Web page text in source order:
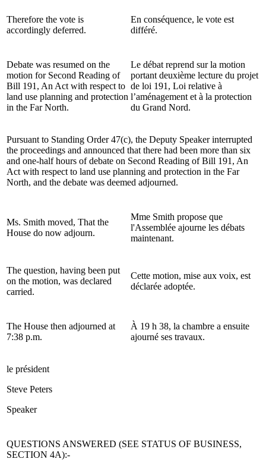
Therefore the vote is
accordingly deferred.
En conséquence, le vote est
différé.
Debate was resumed on the
motion for Second Reading of
Bill 191, An Act with respect to
land use planning and protection
in the Far North.
Le débat reprend sur la motion
portant deuxième lecture du projet
de loi 191, Loi relative à
l’aménagement et à la protection
du Grand Nord.
Pursuant to Standing Order 47(c), the Deputy Speaker interrupted
the proceedings and announced that there had been more than six
and one-half hours of debate on Second Reading of Bill 191, An
Act with respect to land use planning and protection in the Far
North, and the debate was deemed adjourned.
Ms. Smith moved, That the
House do now adjourn.
Mme Smith propose que
l'Assemblée ajourne les débats
maintenant.
The question, having been put
on the motion, was declared
carried.
Cette motion, mise aux voix, est
déclarée adoptée.
The House then adjourned at
7:38 p.m.
À 19 h 38, la chambre a ensuite
ajourné ses travaux.
le président
Steve Peters
Speaker
QUESTIONS ANSWERED (SEE STATUS OF BUSINESS,
SECTION 4A):-